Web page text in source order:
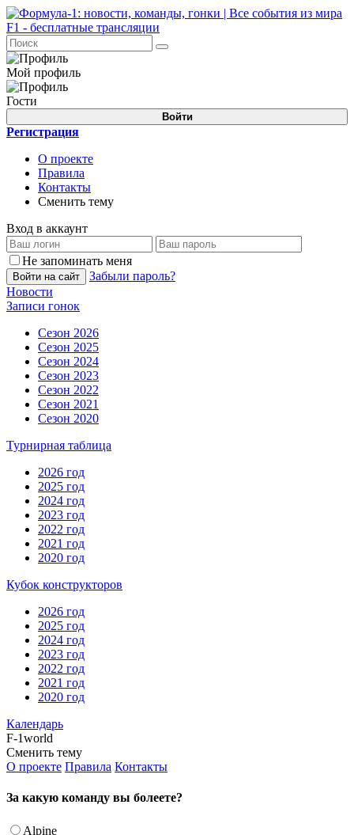
Мой профиль
Гости
Войти
Регистрация
О проекте
Правила
Контакты
Сменить тему
Вход в аккаунт
Не запоминать меня
Войти на сайт
Забыли пароль?
Новости
Записи гонок
Сезон 2026
Сезон 2025
Сезон 2024
Сезон 2023
Сезон 2022
Сезон 2021
Сезон 2020
Турнирная таблица
2026 год
2025 год
2024 год
2023 год
2022 год
2021 год
2020 год
Кубок конструкторов
2026 год
2025 год
2024 год
2023 год
2022 год
2021 год
2020 год
Календарь
F-1world
Сменить тему
О проекте Правила Контакты
За какую команду вы болеете?
Alpine